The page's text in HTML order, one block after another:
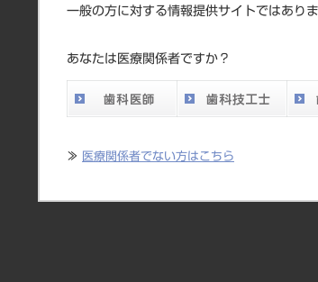
一般の方に対する情報提供サイトではありま
あなたは医療関係者ですか？
≫ 医療関係者でない方はこちら